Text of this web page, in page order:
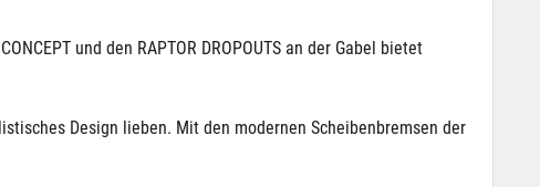
und den RAPTOR DROPOUTS an der Gabel bietet
Design lieben. Mit den modernen Scheibenbremsen der